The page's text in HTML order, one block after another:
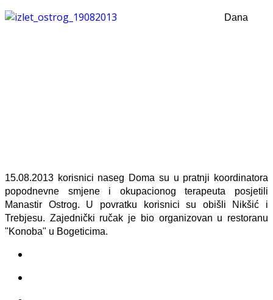
Dana
15.08.2013 korisnici naseg Doma su u pratnji koordinatora
popodnevne smjene i okupacionog terapeuta posjetili
Manastir Ostrog. U povratku korisnici su obišli Nikšić i
Trebjesu. Zajednički ručak je bio organizovan u restoranu
"Konoba" u Bogeticima.